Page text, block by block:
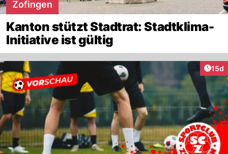
Zofingen
Kanton stützt Stadtrat: Stadtklima-
Initiative ist gültig
15d